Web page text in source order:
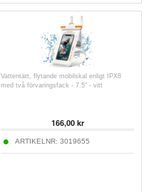
Vattentätt, flytande mobilskal enligt IPX8
med två förvaringsfack - 7.5" - vitt
166,00kr
ARTIKELNR: 3019655